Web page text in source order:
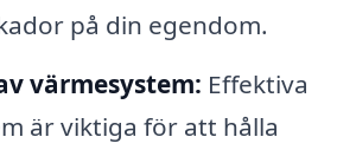
på din egendom.
värmesystem: Effektiva
är viktiga för att hålla